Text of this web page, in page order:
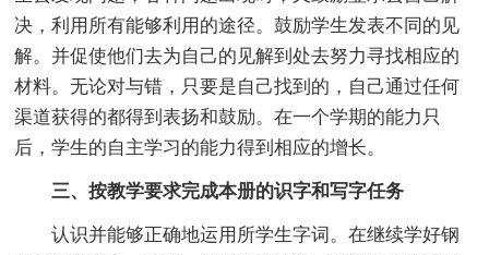
决，利用所有能够利用的途径。鼓励学生发表不同的见
解。并促使他们去为自己的见解到处去努力寻找相应的
材料。无论对与错，只要是自己找到的，自己通过任何
渠道获得的都得到表扬和鼓励。在一个学期的能力只
后，学生的自主学习的能力得到相应的增长。
三、按教学要求完成本册的识字和写字任务
认识并能够正确地运用所学生字词。在继续学好钢